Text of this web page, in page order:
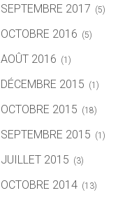
SEPTEMBRE 2017 (5)
OCTOBRE 2016 (5)
AOÛT 2016 (1)
DÉCEMBRE 2015 (1)
OCTOBRE 2015 (18)
SEPTEMBRE 2015 (1)
JUILLET 2015 (3)
OCTOBRE 2014 (13)